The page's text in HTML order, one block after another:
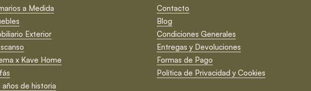
a Medida
Exterior
x Kave Home
de historia
Contacto
Blog
Condiciones Generales
Entregas y Devoluciones
Formas de Pago
Política de Privacidad y Cookies